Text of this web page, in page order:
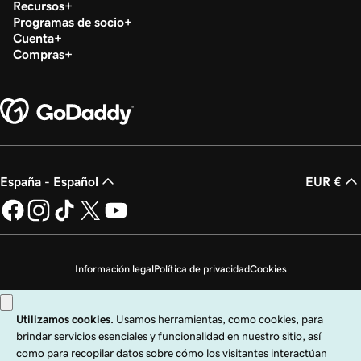
Lección 23 (de 25)
Cambiar los servidores de nombres de dominio
Lección 25 (de 25)
Transferir mi dominio a GoDaddy
Recursos
Programas de socio
Cuenta
Compras
España - Español EUR €
Información legalPolítica de privacidadCookies
Copyright © 1999 - 2026 GoDaddy Operating Company, LLC. Todos los